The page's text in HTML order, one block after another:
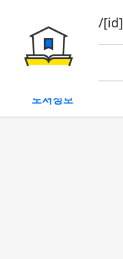
book/rent/[id]
대여
도서정보